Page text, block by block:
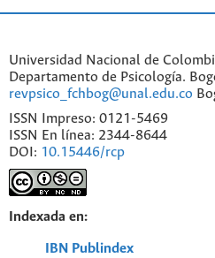
Universidad Nacional de
Departamento de Psicología.
revpsico_fchbog@unal.edu.co
ISSN Impreso: 0121-5469
ISSN En línea: 2344-8644
DOI: 10.15446/rcp
Indexada en:
IBN Publindex